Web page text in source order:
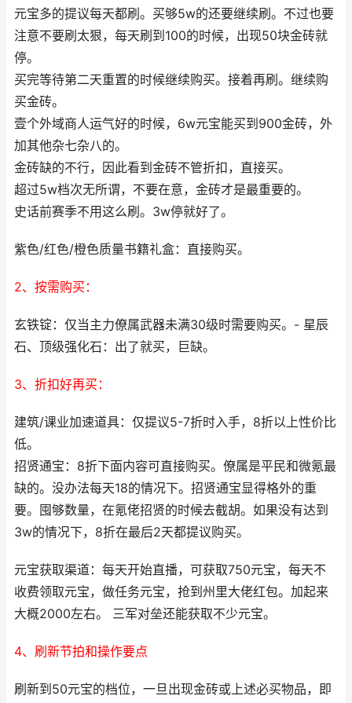
元宝多的提议每天都刷。买够5w的还要继续刷。不过也要
注意不要刷太狠，每天刷到100的时候，出现50块金砖就
停。
买完等待第二天重置的时候继续购买。接着再刷。继续购
买金砖。
壹个外域商人运气好的时候，6w元宝能买到900金砖，外
加其他杂七杂八的。
金砖缺的不行，因此看到金砖不管折扣，直接买。
超过5w档次无所谓，不要在意，金砖才是最重要的。
史话前赛季不用这么刷。3w停就好了。
紫色/红色/橙色质量书籍礼盒：直接购买。
2、按需购买：
玄铁锭：仅当主力僚属武器未满30级时需要购买。- 星辰
石、顶级强化石：出了就买，巨缺。
3、折扣好再买：
建筑/课业加速道具：仅提议5-7折时入手，8折以上性价比
低。
招贤通宝：8折下面内容可直接购买。僚属是平民和微氪最
缺的。没办法每天18的情况下。招贤通宝显得格外的重
要。囤够数量，在氪佬招贤的时候去截胡。如果没有达到
3w的情况下，8折在最后2天都提议购买。
元宝获取渠道：每天开始直播，可获取750元宝，每天不
收费领取元宝，做任务元宝，抢到州里大佬红包。加起来
大概2000左右。 三军对垒还能获取不少元宝。
4、刷新节拍和操作要点
刷新到50元宝的档位，一旦出现金砖或上述必买物品，即